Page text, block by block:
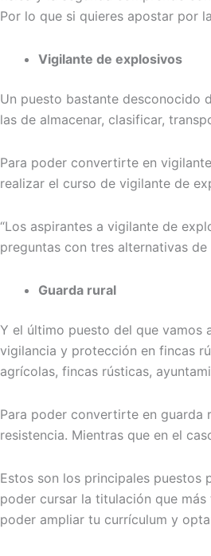
Por lo que si quieres apostar por
Vigilante de explosivos
Un puesto bastante desconocido
las de almacenar, clasificar,
Para poder convertirte en
realizar el curso de vigilante de
“Los aspirantes a vigilante de
preguntas con tres alternativas
Guarda rural
Y el último puesto del que vamos
vigilancia y protección en fincas
agrícolas, fincas rústicas,
Para poder convertirte en guarda
resistencia. Mientras que en el
Estos son los principales puestos
poder cursar la titulación que
poder ampliar tu currículum y